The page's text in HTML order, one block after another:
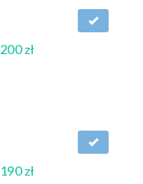
200 zł
190 zł